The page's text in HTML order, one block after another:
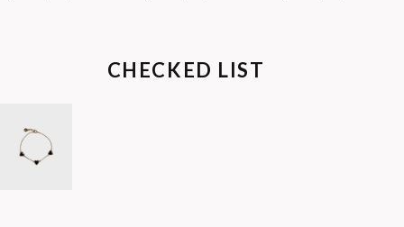
CHECKED LIST